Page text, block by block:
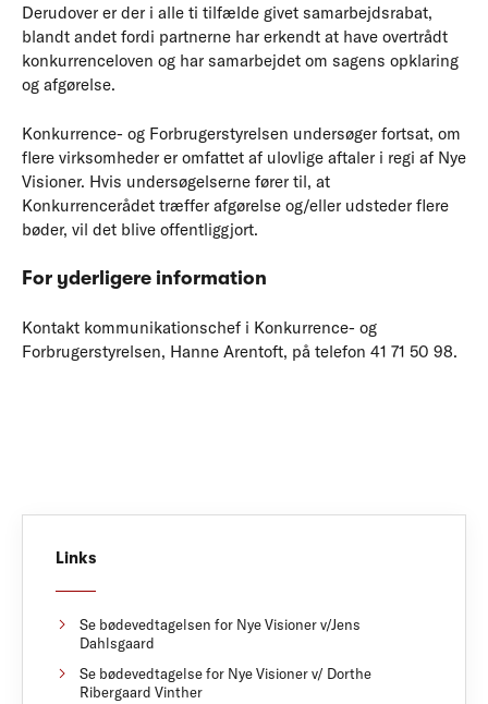
Derudover er der i alle ti tilfælde givet samarbejdsrabat,
blandt andet fordi partnerne har erkendt at have overtrådt
konkurrenceloven og har samarbejdet om sagens opklaring
og afgørelse.
Konkurrence- og Forbrugerstyrelsen undersøger fortsat, om
flere virksomheder er omfattet af ulovlige aftaler i regi af Nye
Visioner. Hvis undersøgelserne fører til, at
Konkurrencerådet træffer afgørelse og/eller udsteder flere
bøder, vil det blive offentliggjort.
For yderligere information
Kontakt kommunikationschef i Konkurrence- og
Forbrugerstyrelsen, Hanne Arentoft, på telefon 41 71 50 98.
Links
Se bødevedtagelsen for Nye Visioner v/Jens
Dahlsgaard
Se bødevedtagelse for Nye Visioner v/ Dorthe
Ribergaard Vinther